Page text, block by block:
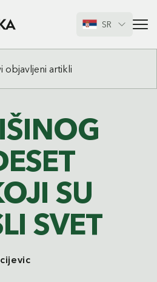
SR
objavljeni artikli
SU
SVET